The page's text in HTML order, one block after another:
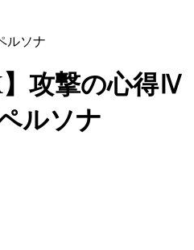
ルソナ
】攻撃の心得Ⅳ
ルソナ